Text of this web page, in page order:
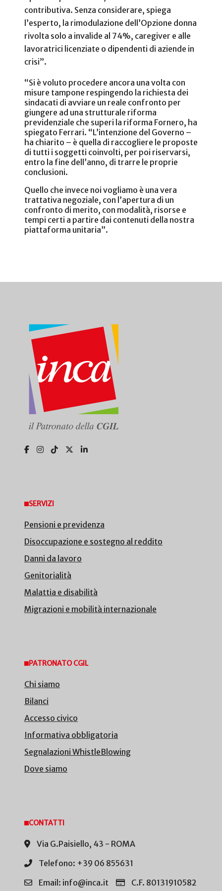
contributiva. Senza considerare, spiega
l’esperto, la rimodulazione dell’Opzione donna
rivolta solo a invalide al 74%, caregiver e alle
lavoratrici licenziate o dipendenti di aziende in
crisi”.
“Si è voluto procedere ancora una volta con
misure tampone respingendo la richiesta dei
sindacati di avviare un reale confronto per
giungere ad una strutturale riforma
previdenziale che superi la riforma Fornero, ha
spiegato Ferrari. “L’intenzione del Governo –
ha chiarito – è quella di raccogliere le proposte
di tutti i soggetti coinvolti, per poi riservarsi,
entro la fine dell’anno, di trarre le proprie
conclusioni.
Quello che invece noi vogliamo è una vera
trattativa negoziale, con l’apertura di un
confronto di merito, con modalità, risorse e
tempi certi a partire dai contenuti della nostra
piattaforma unitaria”.
SERVIZI
Pensioni e previdenza
Disoccupazione e sostegno al reddito
Danni da lavoro
Genitorialità
Malattia e disabilità
Migrazioni e mobilità internazionale
PATRONATO CGIL
Chi siamo
Bilanci
Accesso civico
Informativa obbligatoria
Segnalazioni WhistleBlowing
Dove siamo
CONTATTI
Via G.Paisiello, 43 - ROMA
Telefono: +39 06 855631
Email: info@inca.it
C.F. 80131910582